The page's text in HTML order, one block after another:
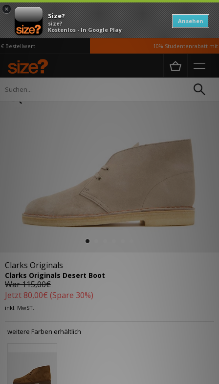
×
Size?
size?
Kostenlos - In Google Play
Ansehen
10% Studentenrabatt mit
Home Herren
Clarks Originals
Clarks Originals Desert Boot
War115,00€
Jetzt 80,00€ (Spare 30%)
inkl. MwST.
weitere Farben erhältlich